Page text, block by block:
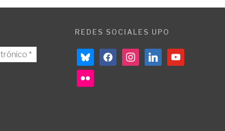
REDES SOCIALES UPO
blueskyfacebookinstagramlinkedin youtube
flickr